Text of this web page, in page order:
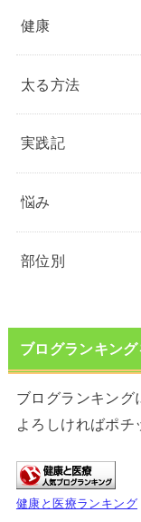
健康
太る方法
実践記
悩み
部位別
ブログランキング
ブログランキング
よろしければポチ
健康と医療ランキング